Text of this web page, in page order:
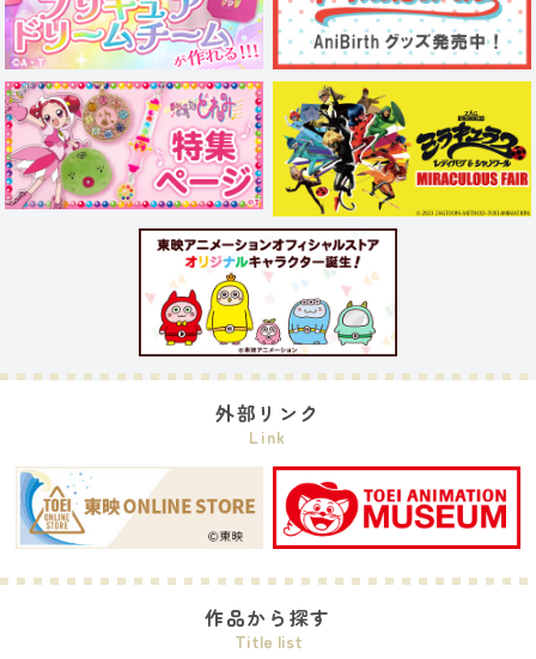
外部リンク
Link
作品から探す
Title list